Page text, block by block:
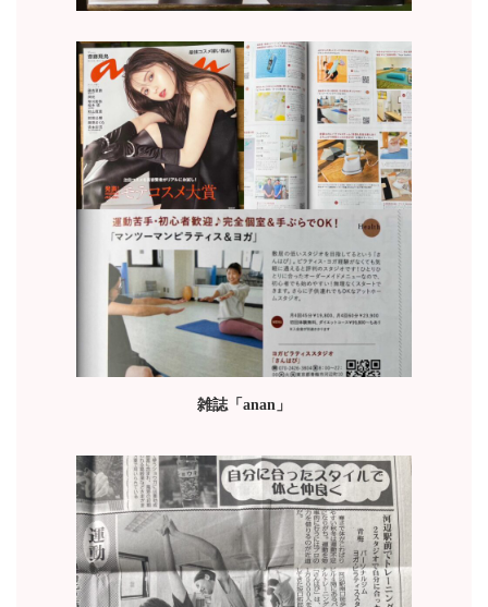
雑誌「anan」